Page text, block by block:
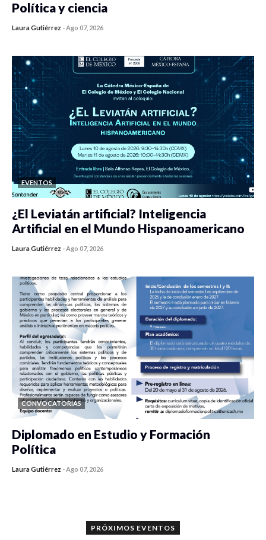
Política y ciencia
Laura Gutiérrez -Ago 07, 2026
EVENTOS
¿El Leviatán artificial? Inteligencia
Artificial en el Mundo Hispanoamericano
Laura Gutiérrez -Ago 07, 2026
CONVOCATORIAS
Diplomado en Estudio y Formación
Política
Laura Gutiérrez -Ago 07, 2026
PRÓXIMOS EVENTOS